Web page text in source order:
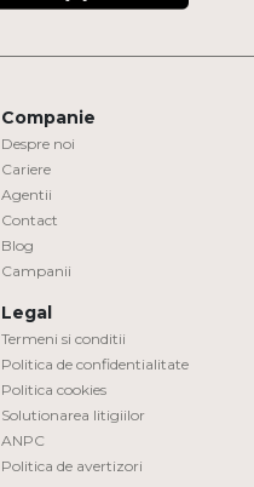
Companie
Despre noi
Cariere
Agentii
Contact
Blog
Campanii
Legal
Termeni si conditii
Politica de confidentialitate
Politica cookies
Solutionarea litigiilor
ANPC
Politica de avertizori